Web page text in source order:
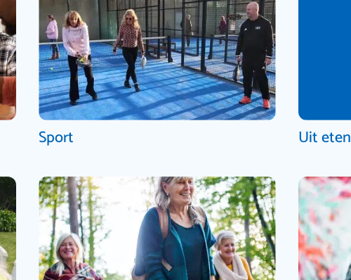
Sport Uit eten